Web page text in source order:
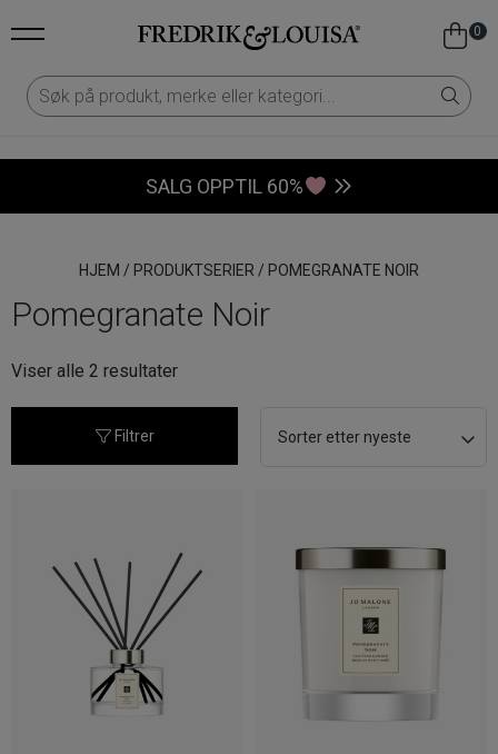
0
SALG OPPTIL 60%
HJEM / PRODUKTSERIER / POMEGRANATE NOIR
Pomegranate Noir
Viser alle 2 resultaterSortert
Filtrer